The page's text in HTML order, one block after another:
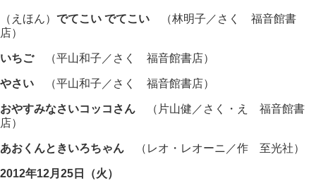
（えほん） でてこい でてこい （林明子／さく 福音館書
店）
いちご（平山和子／さく 福音館書店）
やさい （平山和子／さく 福音館書店）
おやすみなさいコッコさん （片山健／さく・え 福音館書
店）
あおくんときいろちゃん （レオ・レオーニ／作 至光社）
2012年12月25日（火）